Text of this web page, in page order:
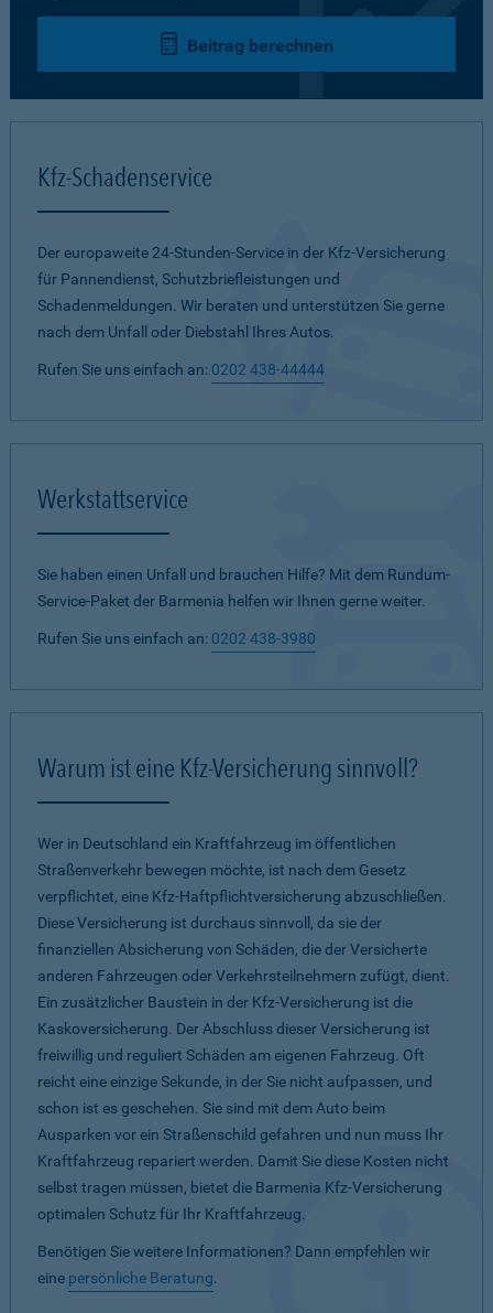
Beitrag berechnen
Kfz-Schadenservice
Der europaweite 24-Stunden-Service in der Kfz-Versicherung
für Pannendienst, Schutzbriefleistungen und
Schadenmeldungen. Wir beraten und unterstützen Sie gerne
nach dem Unfall oder Diebstahl Ihres Autos.
Rufen Sie uns einfach an: 0202 438-44444
Werkstattservice
Sie haben einen Unfall und brauchen Hilfe? Mit dem Rundum-
Service-Paket der Barmenia helfen wir Ihnen gerne weiter.
Rufen Sie uns einfach an: 0202 438-3980
Warum ist eine Kfz-Versicherung sinnvoll?
Wer in Deutschland ein Kraftfahrzeug im öffentlichen
Straßenverkehr bewegen möchte, ist nach dem Gesetz
verpflichtet, eine Kfz-Haftpflichtversicherung abzuschließen.
Diese Versicherung ist durchaus sinnvoll, da sie der
finanziellen Absicherung von Schäden, die der Versicherte
anderen Fahrzeugen oder Verkehrsteilnehmern zufügt, dient.
Ein zusätzlicher Baustein in der Kfz-Versicherung ist die
Kaskoversicherung. Der Abschluss dieser Versicherung ist
freiwillig und reguliert Schäden am eigenen Fahrzeug. Oft
reicht eine einzige Sekunde, in der Sie nicht aufpassen, und
schon ist es geschehen. Sie sind mit dem Auto beim
Ausparken vor ein Straßenschild gefahren und nun muss Ihr
Kraftfahrzeug repariert werden. Damit Sie diese Kosten nicht
selbst tragen müssen, bietet die Barmenia Kfz-Versicherung
optimalen Schutz für Ihr Kraftfahrzeug.
Benötigen Sie weitere Informationen? Dann empfehlen wir
eine persönliche Beratung.